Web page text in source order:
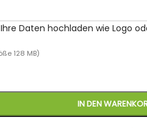
Daten hochladen wie Logo
128 MB)
IN DEN